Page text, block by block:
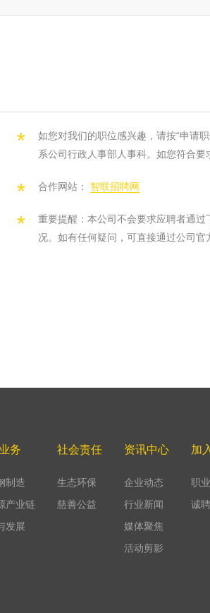
* 如您对我们的职位感兴趣，请按“申请
系公司行政人事部人事科。如您符合要求
* 合作网站： 智联招聘网
*
重要提醒：本公司不会要求应聘者通
况。如有任何疑问，可直接通过公司
务
制造
产业链
发展
社会责任
生态环保
慈善公益
资讯中心
企业动态
行业新闻
媒体聚焦
活动剪影
加
职
诚